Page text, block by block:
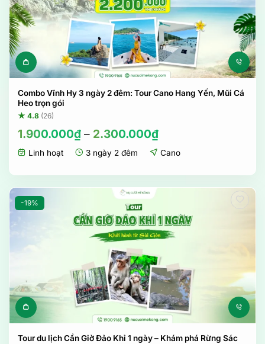
Sản phẩm này có nhiều
Combo Vĩnh Hy 3 ngày 2 đêm: Tour Cano Hang Yến, Mũi Cá
Heo trọn gói
★ 4.8 (26)
1.900.000₫– 2.300.000₫
Linh hoạt 3 ngày 2 đêm Cano
-19%
Tour du lịch Cần Giờ Đảo Khỉ 1 ngày – Khám phá Rừng Sác